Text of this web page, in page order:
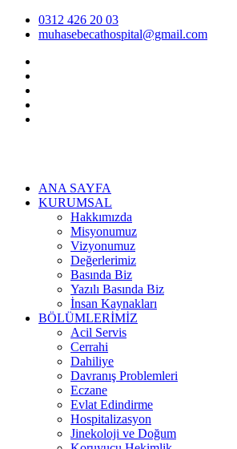
0312 426 20 03
muhasebecathospital@gmail.com
ANA SAYFA
KURUMSAL
Hakkımızda
Misyonumuz
Vizyonumuz
Değerlerimiz
Basında Biz
Yazılı Basında Biz
İnsan Kaynakları
BÖLÜMLERİMİZ
Acil Servis
Cerrahi
Dahiliye
Davranış Problemleri
Eczane
Evlat Edindirme
Hospitalizasyon
Jinekoloji ve Doğum